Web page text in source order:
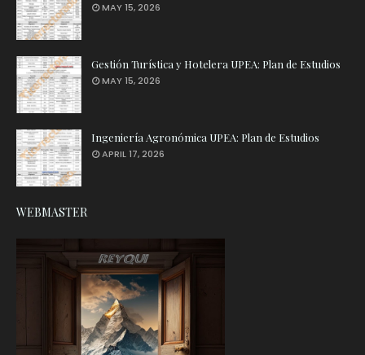
MAY 15, 2026
Gestión Turística y Hotelera UPEA: Plan de Estudios
MAY 15, 2026
Ingeniería Agronómica UPEA: Plan de Estudios
APRIL 17, 2026
WEBMASTER